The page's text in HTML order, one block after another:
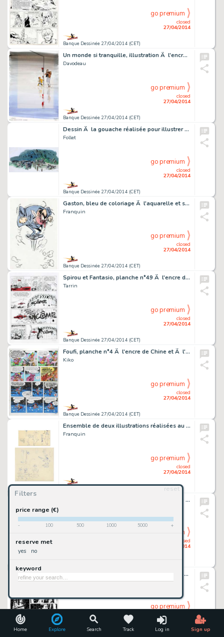
Home Explore Search Track Log in Sign up
Filters
reset
price range (€)
- 100 500 1000 5000 +
reserve met
yes no
keyword
Banque Dessinée 27/04/2014 (CET)
closed
27/04/2014
go premium
Un monde si tranquille, illustration Ã l'encre de…
Davodeau
Banque Dessinée 27/04/2014 (CET)
closed
27/04/2014
go premium
Dessin Ã la gouache réalisée pour illustrer le …
Follet
Banque Dessinée 27/04/2014 (CET)
closed
27/04/2014
go premium
Gaston, bleu de coloriage Ã l'aquarelle et son fi…
Franquin
Banque Dessinée 27/04/2014 (CET)
closed
27/04/2014
go premium
Spirou et Fantasio, planche n°49 Ã l'encre de Ch…
Tarrin
Banque Dessinée 27/04/2014 (CET)
closed
27/04/2014
go premium
Foufi, planche n°4 Ã l'encre de Chine et Ã l'aq…
Kiko
Banque Dessinée 27/04/2014 (CET)
closed
27/04/2014
go premium
Ensemble de deux illustrations réalisées au styl…
Franquin
closed
27/04/2014
go premium
Pemberton, planche n°1 Ã l'encre de Chine de l'Ã…
closed
27/04/2014
go premium
La Bête, planche n°10 Ã l'encre de Chine, publi…
Chabouté
27/04/2014
go premium